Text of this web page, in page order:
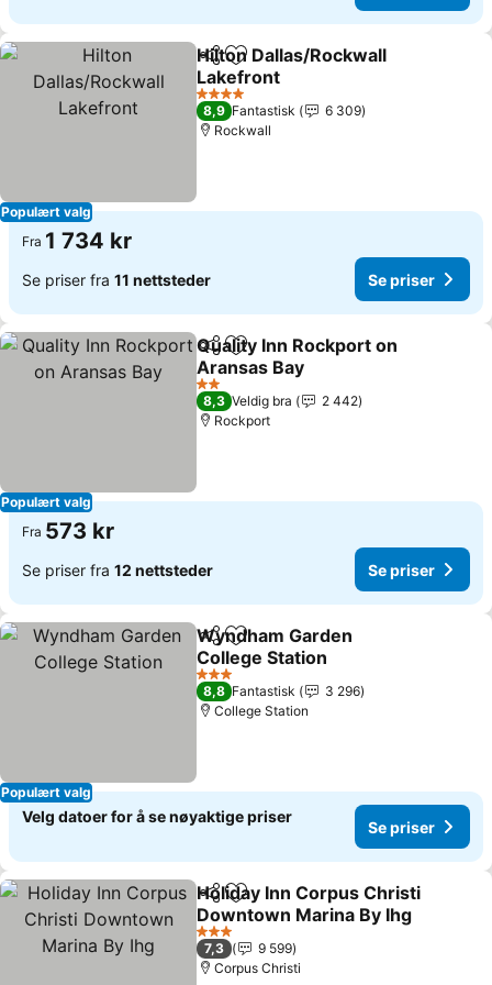
Populært valg
Del Legg til i favoritter
Hilton Dallas/Rockwall
Lakefront
Se priser
4 Stjerner
8,9 Fantastisk
6 309
Rockwall
Fra 1 734 kr
Se priser fra 11 nettsteder Se priser
Populært valg
Del Legg til i favoritter
Quality Inn Rockport on
Aransas Bay
Se priser
2 Stjerner
8,3 Veldig bra
2 442
Rockport
Fra 573 kr
Se priser fra 12 nettsteder Se priser
Populært valg
Del Legg til i favoritter
Wyndham Garden
College Station
Se priser
3 Stjerner
8,8 Fantastisk
3 296
College Station
Velg datoer for å se nøyaktige priser
Se priser
Del Legg til i favoritter
Holiday Inn Corpus Christi
Downtown Marina By Ihg
Se priser
3 Stjerner
7,3
9 599
Corpus Christi